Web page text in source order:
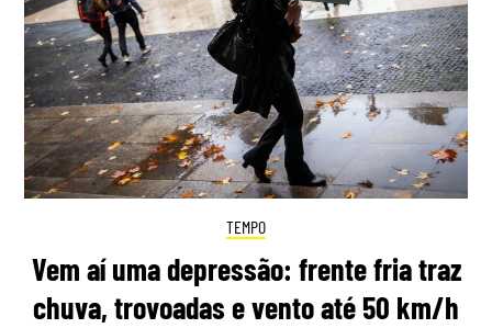
TEMPO
Vem aí uma depressão: frente fria traz
chuva, trovoadas e vento até 50 km/h